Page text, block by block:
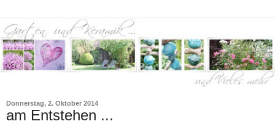
Donnerstag, 2. Oktober 2014
am Entstehen ...